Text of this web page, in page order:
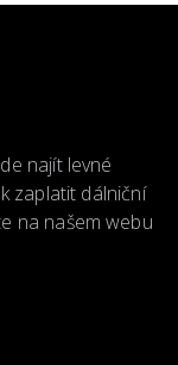
najít levné
zaplatit dálniční
na našem webu